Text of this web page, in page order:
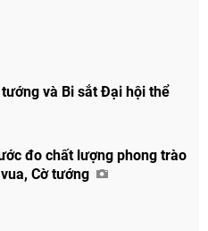
và Bi sắt Đại hội thể
đo chất lượng phong trào
Cờ tướng